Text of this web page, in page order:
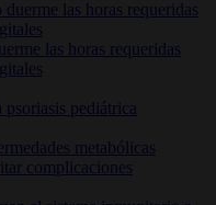
las horas requeridas
pediátrica
metabólicas
complicaciones